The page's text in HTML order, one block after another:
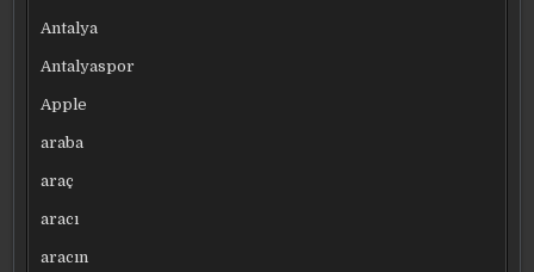
Antalya
Antalyaspor
Apple
araba
araç
aracı
aracın